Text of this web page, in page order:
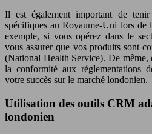
Il est également important de tenir
spécifiques au Royaume-Uni lors de
exemple, si vous opérez dans le
vous assurer que vos produits sont
(National Health Service). De même,
la conformité aux réglementations
votre succès sur le marché londonien.
Utilisation des outils CRM
londonien